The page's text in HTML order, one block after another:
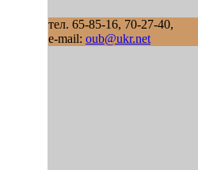
тел. 65-85-16, 70-27-40,
e-mail: oub@ukr.net